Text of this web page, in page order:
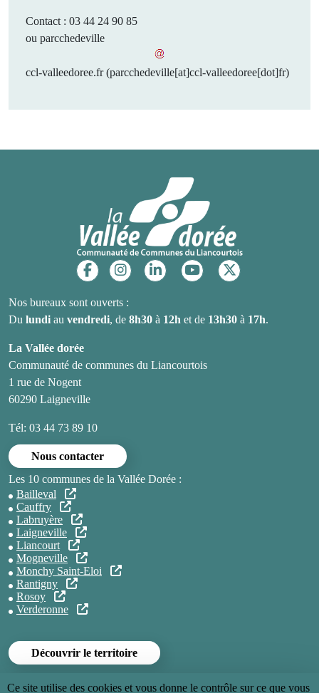
Contact : 03 44 24 90 85
ou parcchedeville
ccl-valleedoree.fr(parcchedeville[at]ccl-valleedoree[dot]fr)
Réseaux sociaux
Nos bureaux sont ouverts :
Du lundi au vendredi, de 8h30 à 12h et de 13h30 à 17h.
La Vallée dorée
Communauté de communes du Liancourtois
1 rue de Nogent
60290 Laigneville
Tél: 03 44 73 89 10
Nous contacter
Les 10 communes de la Vallée Dorée :
Bailleval
Cauffry
Labruyère
Laigneville
Liancourt
Mogneville
Monchy Saint-Eloi
Rantigny
Rosoy
Verderonne
Découvrir le territoire
Ce site utilise des cookies et vous donne le contrôle sur ce que vous